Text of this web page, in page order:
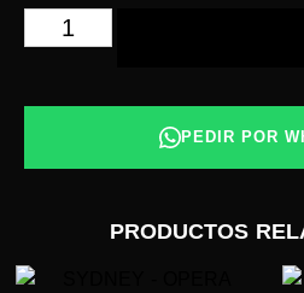
PEDIR POR
PRODUCTOS